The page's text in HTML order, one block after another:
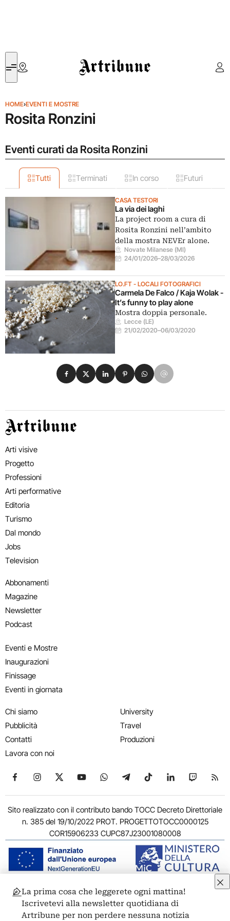
Artribune
HOME›EVENTI E MOSTRE
Rosita Ronzini
Eventi curati da Rosita Ronzini
Tutti Terminati In corso Futuri
CASA TESTORI
La via dei laghi
La project room a cura di
Rosita Ronzini nell’ambito
della mostra NEVEr alone.
Novate Milanese (MI)
24/01/2026–28/03/2026
LO.FT - LOCALI FOTOGRAFICI
Carmela De Falco / Kaja Wolak -
It’s funny to play alone
Mostra doppia personale.
Lecce (LE)
21/02/2020–06/03/2020
Condividi su Facebook
Condividi su X
Condividi su LinkedIn
Condividi su Pinterest
Condividi su WhatsApp
Condividi su Email
Artribune
Arti visive
Progetto
Professioni
Arti performative
Editoria
Turismo
Dal mondo
Jobs
Television
Abbonamenti
Magazine
Newsletter
Podcast
Eventi e Mostre
Inaugurazioni
Finissage
Eventi in giornata
Chi siamo
Pubblicità
Contatti
Lavora con noi
University
Travel
Produzioni
Seguici su Facebook
Seguici su Instagram
Seguici su X
Seguici su YouTube
Seguici su WhatsApp
Seguici su Telegram
Seguici su TikTok
Seguici su
Seguici
Sito realizzato con il contributo bando TOCC Decreto Direttoriale
n. 385 del 19/10/2022 PROT. PROGETTOTOCC0000125
COR15906233 CUPC87J23001080008
© 2011-2026 ARTRIBUNE srl – Corso Vittorio Emanuele II, 287 –
00186 Roma - P.I. 11381581005
Privacy: Responsabile della protezione dei dati personali
La prima cosa che leggerete ogni mattina!
Iscrivetevi alla newsletter quotidiana di
Artribune per non perdere nessuna notizia